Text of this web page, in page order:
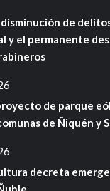
de
y el permanente
de parque
de Ñiquén y
decreta